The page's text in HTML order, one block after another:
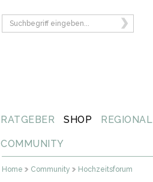
RATGEBER SHOP REGIONAL
COMMUNITY
Home Community Hochzeitsforum